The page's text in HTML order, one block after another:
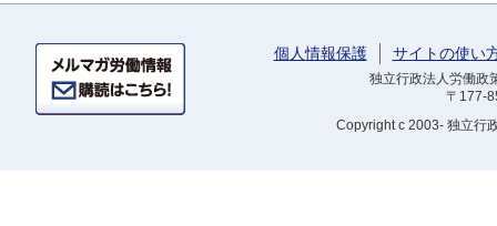
個人情報保護 サイトの使い
独立行政法人労働
〒177-
Copyrightc 2003- 独立行